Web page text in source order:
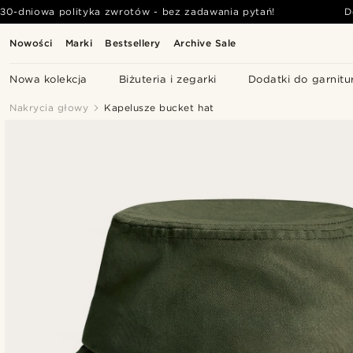
Nowości Marki Bestsellery Archive Sale
Nowa kolekcja Biżuteria i zegarki Dodatki do
30-dniowa polityka zwrotów - bez zadawania pytań!
Nakrycia głowy Kapelusze bucket hat